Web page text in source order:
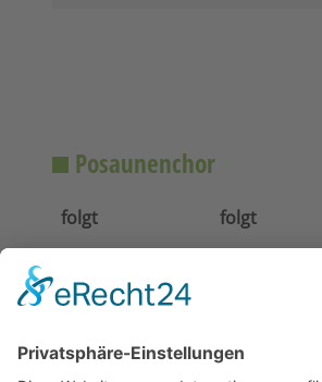
Posaunenchor
folgt folgt
Home